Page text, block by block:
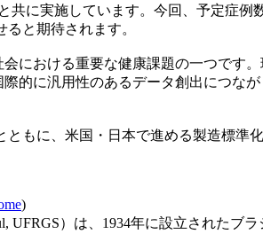
共に実施しています。今回、予定症
と期待されます。
おける重要な健康課題の一つです
的に汎用性のあるデータ創出につな
もに、米国・日本で進める製造標準
)
UFRGS）は、1934年に設立された